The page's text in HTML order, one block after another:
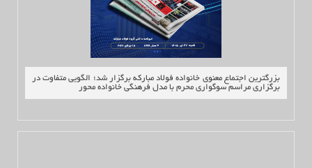
بزرگترین اجتماع معنوی خانواده فولاد مبارکه برگزار شد؛ الگویی متفاوت در
برگزاری مراسم سوگواری محرم با مدل فرهنگی خانواده محور